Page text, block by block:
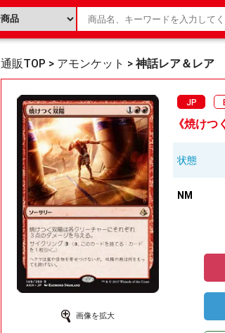
通販TOP > アモンケット > 神話レア＆レア
画像を拡大
JP
《焼け
状態
NM